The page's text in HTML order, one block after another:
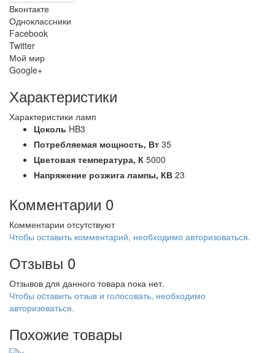
Вконтакте
Одноклассники
Facebook
Twitter
Мой мир
Google+
Характеристики
Характеристики ламп
Цоколь HB3
Потребляемая мощность, Вт 35
Цветовая температура, К 5000
Напряжение розжига лампы, КВ 23
Комментарии 0
Комментарии отсутствуют
Чтобы оставить комментарий, необходимо авторизоваться.
Отзывы 0
Отзывов для данного товара пока нет.
Чтобы оcтавить отзыв и голосовать, необходимо
авторизоваться.
Похожие товары